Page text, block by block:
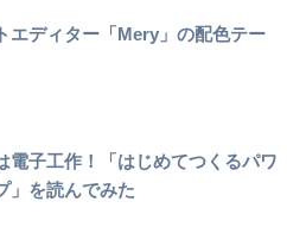
エディター「Mery」の配色テー
電子工作！「はじめてつくるパワ
」を読んでみた